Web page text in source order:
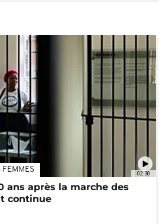
02:30
FEMMES
ans après la marche des
continue